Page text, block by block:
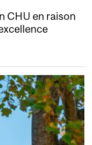
CHU en raison